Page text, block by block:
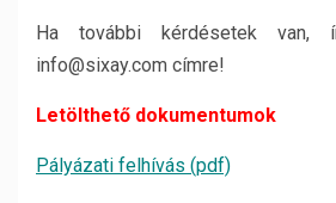
Ha további kérdésetek van,
info@sixay.com címre!
Letölthető dokumentumok
Pályázati felhívás (pdf)